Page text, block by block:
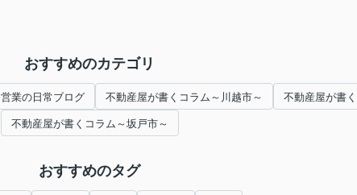
おすすめのカテゴリ
営業の日常ブログ 不動産屋が書くコラム～川越市～ 不動産屋が書
不動産屋が書くコラム～坂戸市～
おすすめのタグ